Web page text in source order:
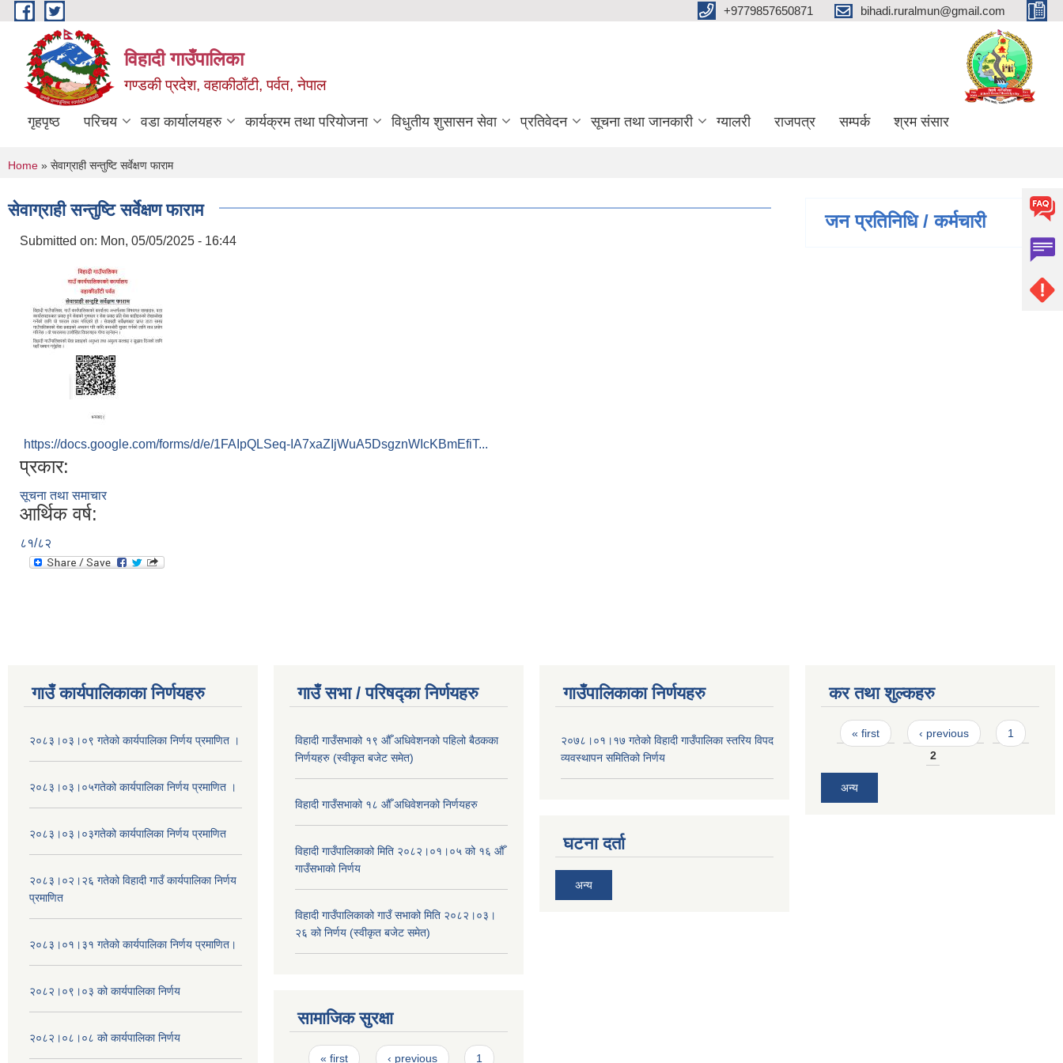
Skip to main content +9779857650871 bihadi.ruralmun@gmail.com
विहादी गाउँपालिका
गण्डकी प्रदेश, वहाकीठाँटी, पर्वत, नेपाल
गृहपृष्ठ परिचय वडा कार्यालयहरु कार्यक्रम तथा परियोजना विधुतीय शुसासन सेवा प्रतिवेदन सूचना तथा जानकारी ग्यालरी राजपत्र सम्पर्क श्रम संसार
You are here
Home » सेवाग्राही सन्तुष्टि सर्वेक्षण फाराम
सेवाग्राही सन्तुष्टि सर्वेक्षण फाराम
Submitted on: Mon, 05/05/2025 - 16:44
https://docs.google.com/forms/d/e/1FAIpQLSeq-IA7xaZIjWuA5DsgznWIcKBmEfiT...
प्रकार:
सूचना तथा समाचार
आर्थिक वर्ष:
८१/८२
जन प्रतिनिधि / कर्मचारी
गाउँ कार्यपालिकाका निर्णयहरु
२०८३।०३।०९ गतेको कार्यपालिका निर्णय प्रमाणित ।
२०८३।०३।०५गतेको कार्यपालिका निर्णय प्रमाणित ।
२०८३।०३।०३गतेको कार्यपालिका निर्णय प्रमाणित
२०८३।०२।२६ गतेको विहादी गाउँ कार्यपालिका निर्णय
प्रमाणित
२०८३।०१।३१ गतेको कार्यपालिका निर्णय प्रमाणित।
२०८२।०९।०३ को कार्यपालिका निर्णय
२०८२।०८।०८ को कार्यपालिका निर्णय
गाउँ सभा / परिषद्का निर्णयहरु
विहादी गाउँसभाको १९ औँ अधिवेशनको पहिलो बैठकका
निर्णयहरु (स्वीकृत बजेट समेत)
विहादी गाउँसभाको १८ औँ अधिवेशनको निर्णयहरु
विहादी गाउँपालिकाको मिति २०८२।०१।०५ को १६ औँ
गाउँसभाको निर्णय
विहादी गाउँपालिकाको गाउँ सभाको मिति २०८२।०३।
२६ को निर्णय (स्वीकृत बजेट समेत)
सामाजिक सुरक्षा
Pages
« first ‹ previous 1
गाउँपालिकाका निर्णयहरु
२०७८।०१।१७ गतेको विहादी गाउँपालिका स्तरिय विपद
व्यवस्थापन समितिको निर्णय
घटना दर्ता
अन्य
कर तथा शुल्कहरु
Pages
« first ‹ previous
1
2
अन्य